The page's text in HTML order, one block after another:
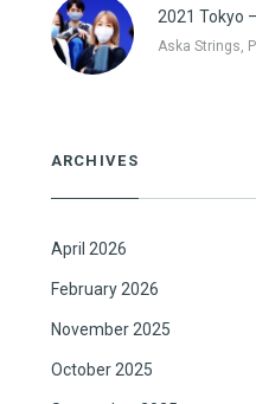
2021 Tokyo
Aska Strings,
ARCHIVES
April 2026
February 2026
November 2025
October 2025